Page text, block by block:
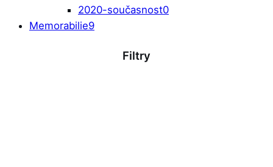
2020-současnost0
Memorabilie9
Filtry